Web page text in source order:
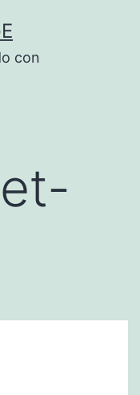
con